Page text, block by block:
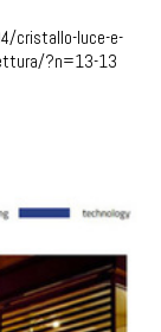
cristallo-luce-e-
?n=13-13